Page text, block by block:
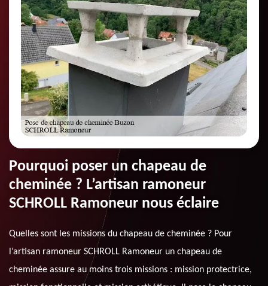
Pourquoi poser un chapeau de
cheminée ? L’artisan ramoneur
SCHROLL Ramoneur nous éclaire
Quelles sont les missions du chapeau de cheminée ? Pour
l’artisan ramoneur SCHROLL Ramoneur un chapeau de
cheminée assure au moins trois missions : mission protectrice,